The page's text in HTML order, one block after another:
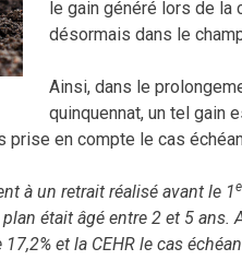
le gain généré lors de la
désormais dans le
Ainsi, dans le
quinquennat, un tel gain
en compte le cas
à un retrait réalisé avant le 1
était âgé entre 2 et 5
et la CEHR le cas